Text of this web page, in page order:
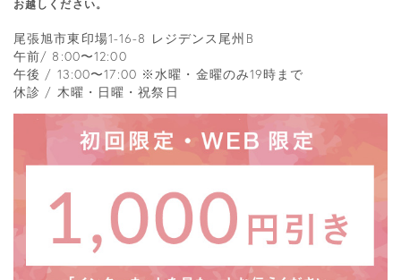
お越しください。
尾張旭市東印場1-16-8 レジデンス尾州B
午前/ 8:00〜12:00
午後 / 13:00〜17:00 ※水曜・金曜のみ19時まで
休診 / 木曜・日曜・祝祭日